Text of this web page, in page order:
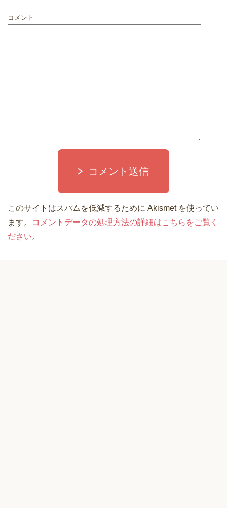
コメント
コメント送信
このサイトはスパムを低減するために Akismet を使ってい
ます。
コメントデータの処理方法の詳細はこちらをご覧く
ださい。